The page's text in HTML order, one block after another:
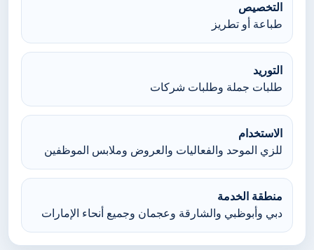
التخصيص
طباعة أو تطريز
التوريد
طلبات جملة وطلبات شركات
الاستخدام
للزي الموحد والفعاليات والعروض وملابس الموظفين
منطقة الخدمة
دبي وأبوظبي والشارقة وعجمان وجميع أنحاء الإمارات